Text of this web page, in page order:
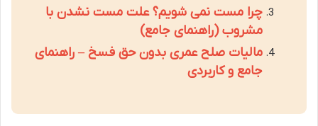
چرا مست نمی شویم؟ علت مست نشدن با
مشروب (راهنمای جامع)
مالیات صلح عمری بدون حق فسخ – راهنمای
جامع و کاربردی